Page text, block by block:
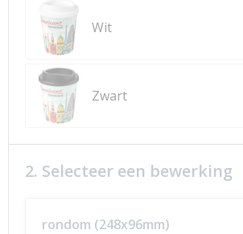
Wit
Zwart
2. Selecteer een bewerking
rondom (248x96mm)